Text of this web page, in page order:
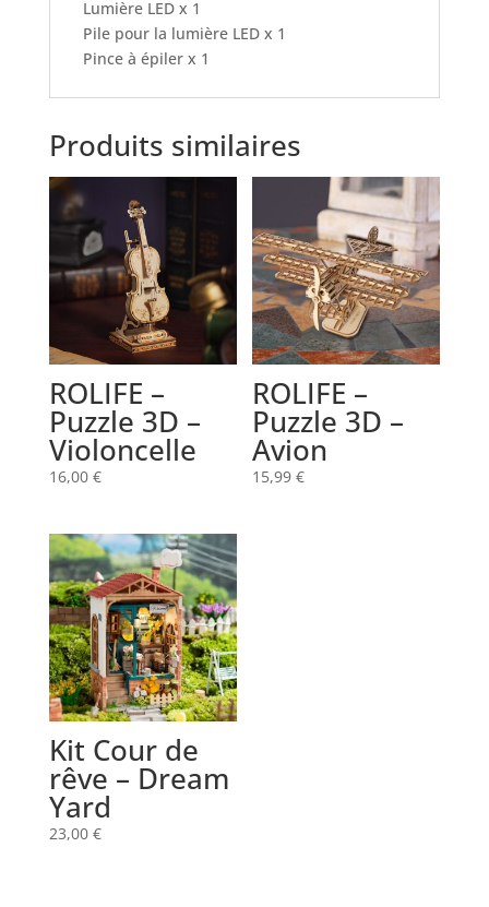
Lumière LED x 1
Pile pour la lumière LED x 1
Pince à épiler x 1
Produits similaires
ROLIFE –
Puzzle 3D –
Violoncelle
16,00 €
ROLIFE –
Puzzle 3D –
Avion
15,99€
Kit Cour de
rêve – Dream
Yard
23,00 €